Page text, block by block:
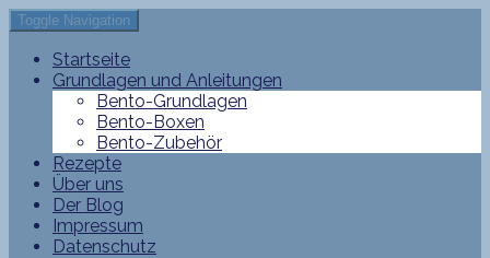
Toggle Navigation
Startseite
Grundlagen und Anleitungen
Bento-Grundlagen
Bento-Boxen
Bento-Zubehör
Rezepte
Über uns
Der Blog
Impressum
Datenschutz